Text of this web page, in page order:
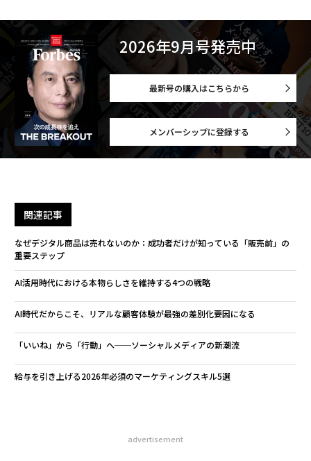
2026年9月号発売中
最新号の購入はこちらから
メンバーシップに登録する
関連記事
なぜデジタル商品は売れないのか：成功者だけが知っている「販売前」の
重要ステップ
AI活用時代における本物らしさを維持する4つの戦略
AI時代だからこそ、リアルな顧客体験が最強の差別化要因になる
「いいね」から「行動」へ──ソーシャルメディアの新潮流
給与を引き上げる2026年必須のマーケティングスキル5選
advertisement